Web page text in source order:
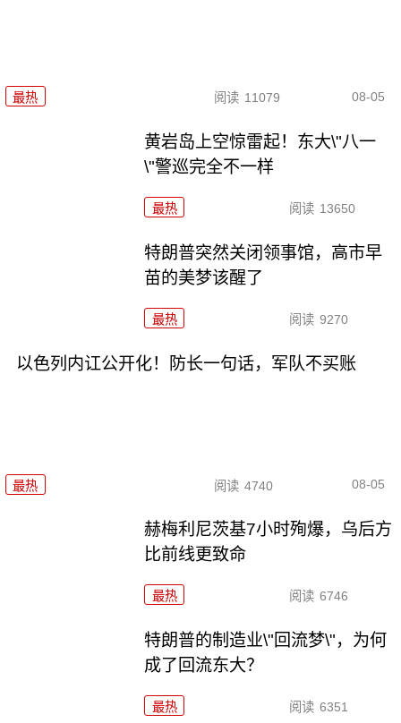
最热 阅读 11079 08-05
黄岩岛上空惊雷起！东大\"八一
\"警巡完全不一样
最热 阅读 13650
特朗普突然关闭领事馆，高市早
苗的美梦该醒了
最热 阅读 9270
以色列内讧公开化！防长一句话，军队不买账
最热 阅读 4740 08-05
赫梅利尼茨基7小时殉爆，乌后方
比前线更致命
最热 阅读 6746
特朗普的制造业\"回流梦\"，为何
成了回流东大？
最热 阅读 6351